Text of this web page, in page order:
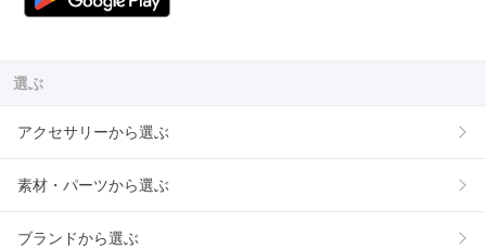
選ぶ
アクセサリーから選ぶ
素材・パーツから選ぶ
ブランドから選ぶ